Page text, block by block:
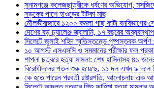
সুনামগঞ্জে কলেজছাত্রীকে ধর্ষণের অভিযোগ,
সড়কের পাশে হাওড়ের টাটকা মাছ
মৌলভীবাজারে ১২০০ কমলা গাছ কাটা বনবিভাগের
দেশের বড় চ্যালেঞ্জ জ্বালানি, ১৭ বছরের
সিলেটে জুলাই শহিদ স্মৃতিস্তম্ভে পুষ্পস্তবক
১০ আগস্ট এসএসসি ও সমমানের পরীক্ষার ফল
শাপলা চত্বরে হত্যা মামলা: শেখ হাসিনাসহ ৪১
বিরোধীদলের পতন শুরু হয়েছে, ১১ দল এখন ৯ দলে
কে হতে পারেন পরবর্তী রাষ্ট্রপতি, আলোচনায় এক